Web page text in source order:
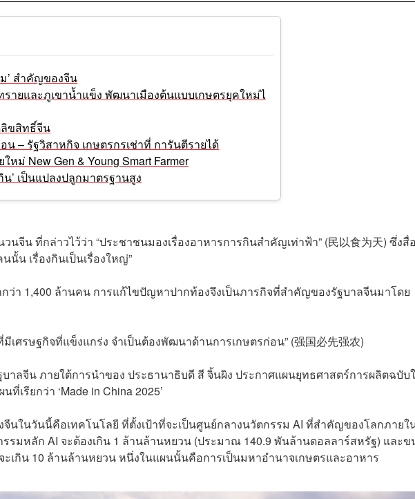
ม’ สำคัญของจีน
ายและภูเขาน้ำแข็ง พัฒนาเมืองต้นแบบเกษตรยุคใหม่ไ
ขสิทธิ์จีน
น – รัฐวิสาหกิจ เกษตรกรเช่าที่ การันตีรายได้
ม่ New Gen & Young Smart Farmer
’ เป็นแปลงปลูกมาตรฐานสูง
นจีน ที่กล่าวไว้ว่า “ประชาชนมองเรื่องอาหารการกินสำคัญเท่าฟ้า” (民以食为天) ซึ่งสื่
นั้น เรื่องกินเป็นเรื่องใหญ่”
ว่า 1,400 ล้านคน การแก้ไขปัญหาปากท้องจึงเป็นภารกิจที่สำคัญของรัฐบาลจีนมาโดย
มีเศรษฐกิจที่แข็งแกร่ง จำเป็นต้องพัฒนาด้านการเกษตรก่อน” (强国必先强农)
บาลจีน ภายใต้การนำของ ประธานาธิบดี สี จิ้นผิง ประกาศแผนยุทธศาสตร์การผลิตฉบับ
เรียกว่า ‘Made in China 2025’
นในวันนี้คือเทคโนโลยี ที่ตั้งเป้าที่จะเป็นศูนย์กลางนวัตกรรม AI ที่สำคัญของโลกภายใ
รมหลัก AI จะต้องเกิน 1 ล้านล้านหยวน (ประมาณ 140.9 พันล้านดอลลาร์สหรัฐ) และข
เกิน 10 ล้านล้านหยวน หนึ่งในแผนนั้นคือการเป็นมหาอำนาจเกษตรและอาหาร